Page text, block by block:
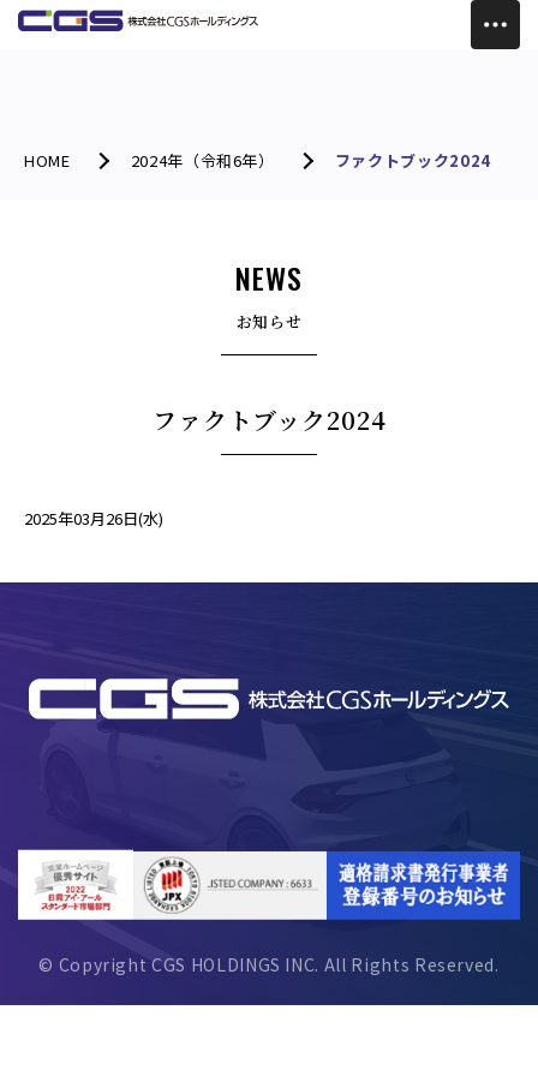
HOME 2024年（令和6年） ファクトブック2024
NEWS
お知らせ
ファクトブック2024
2025年03月26日(水)
© Copyright CGS HOLDINGS INC. All Rights Reserved.